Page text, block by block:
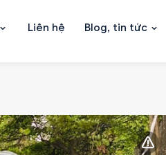
Liên hệ Blog, tin tức